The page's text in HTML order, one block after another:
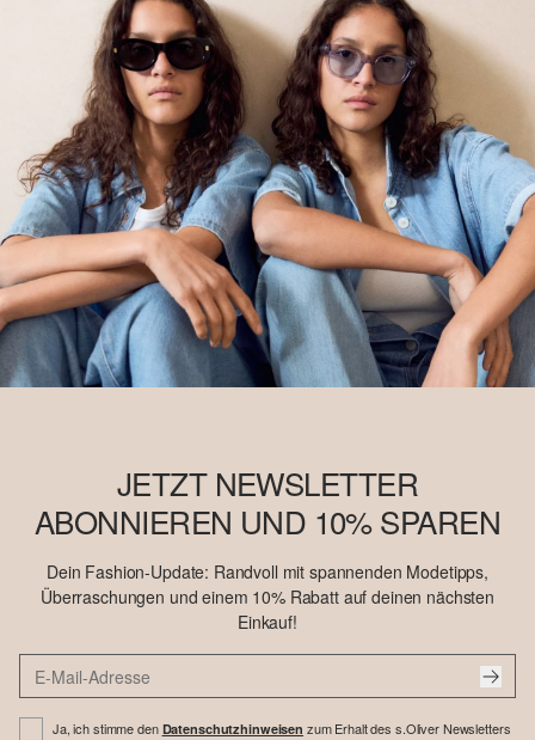
JETZT NEWSLETTER
ABONNIEREN UND 10% SPAREN
Dein Fashion-Update: Randvoll mit spannenden Modetipps,
Überraschungen und einem 10% Rabatt auf deinen nächsten
Einkauf!
Ja, ich stimme den Datenschutzhinweisen zum Erhalt des s.Oliver Newsletters